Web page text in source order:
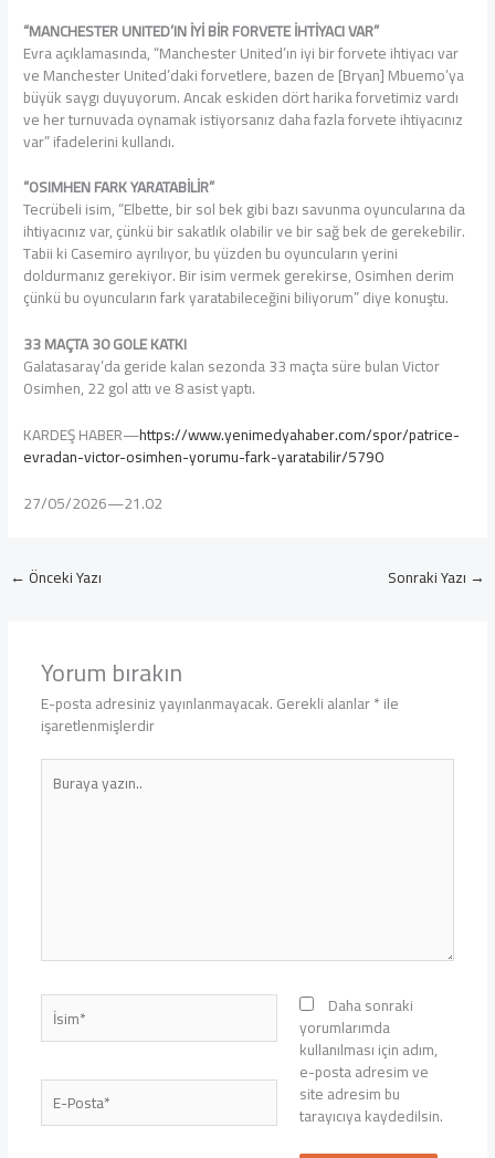
“MANCHESTER UNITED’IN İYİ BİR FORVETE İHTİYACI VAR”
Evra açıklamasında, “Manchester United’ın iyi bir forvete ihtiyacı var
ve Manchester United’daki forvetlere, bazen de [Bryan] Mbuemo’ya
büyük saygı duyuyorum. Ancak eskiden dört harika forvetimiz vardı
ve her turnuvada oynamak istiyorsanız daha fazla forvete ihtiyacınız
var” ifadelerini kullandı.
“OSIMHEN FARK YARATABİLİR”
Tecrübeli isim, “Elbette, bir sol bek gibi bazı savunma oyuncularına da
ihtiyacınız var, çünkü bir sakatlık olabilir ve bir sağ bek de gerekebilir.
Tabii ki Casemiro ayrılıyor, bu yüzden bu oyuncuların yerini
doldurmanız gerekiyor. Bir isim vermek gerekirse, Osimhen derim
çünkü bu oyuncuların fark yaratabileceğini biliyorum” diye konuştu.
33 MAÇTA 30 GOLE KATKI
Galatasaray’da geride kalan sezonda 33 maçta süre bulan Victor
Osimhen, 22 gol attı ve 8 asist yaptı.
KARDEŞ HABER—https://www.yenimedyahaber.com/spor/patrice-
evradan-victor-osimhen-yorumu-fark-yaratabilir/5790
27/05/2026—21.02
← Önceki Yazı Sonraki Yazı →
Yorum bırakın
E-posta adresiniz yayınlanmayacak.Gerekli alanlar*ile
işaretlenmişlerdir
Buraya
yazın..
İsim*
E-
Posta*
Daha sonraki
yorumlarımda
kullanılması için adım,
e-posta adresim ve
site adresim bu
tarayıcıya kaydedilsin.